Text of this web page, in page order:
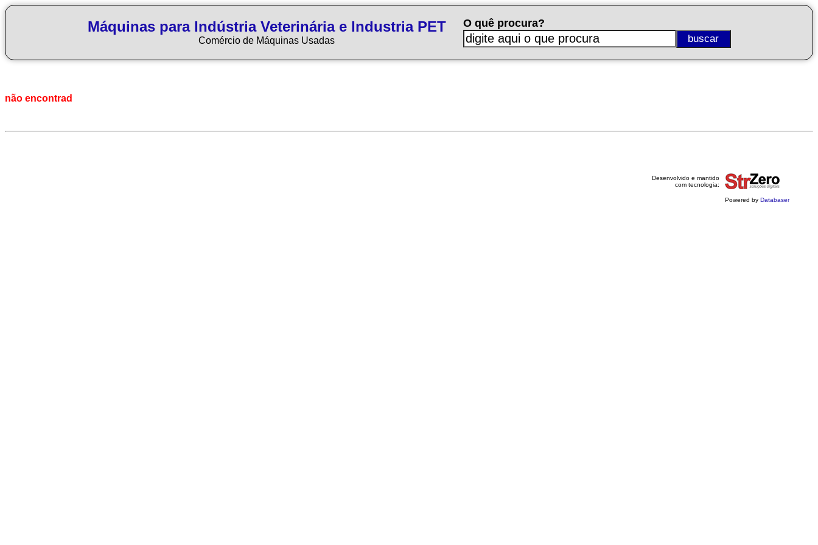
Máquinas para Indústria Veterinária e Industria PET
Comércio de Máquinas Usadas
O quê procura?
não encontrad
Desenvolvido e mantido
com tecnologia:
Powered by Databaser